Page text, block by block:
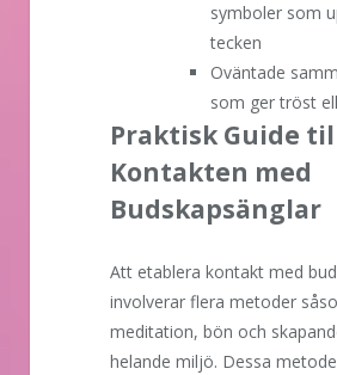
symboler som
tecken
Oväntade
som ger tröst
Praktisk Guide
Kontakten med
Budskapsänglar
Att etablera kontakt med
involverar flera metoder
meditation, bön och
helande miljö. Dessa